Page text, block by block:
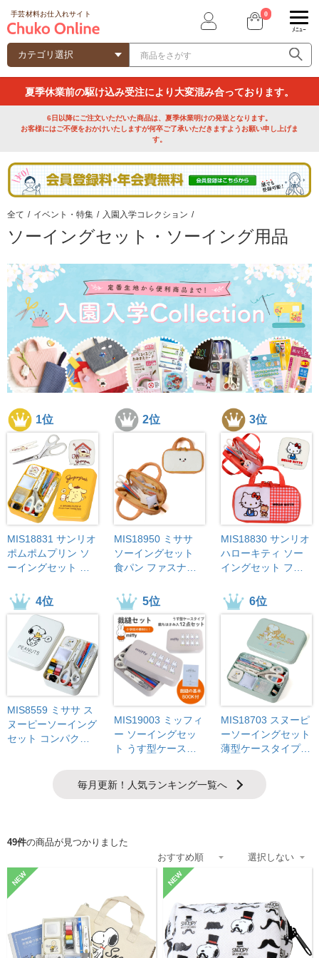
手芸材料お仕入れサイト 0
ﾒﾆｭｰ
夏季休業前の駆け込み受注により大変混み合っております。
6日以降にご注文いただいた商品は、夏季休業明けの発送となります。
お客様にはご不便をおかけいたしますが何卒ご了承いただきますようお願い申し上げま
す。
全て / イベント・特集 / 入園入学コレクション /
ソーイングセット・ソーイング用品
1位
MIS18831 サンリオ
ポムポムプリン ソ
ーイングセット う
2位
MIS18950 ミササ
ソーイングセット
食パン ファスナー
セット(個)
3位
MIS18830 サンリオ
ハローキティ ソー
イングセット ファ
4位
MIS8559 ミササ ス
ヌーピーソーイング
セット コンパクト
5位
MIS19003 ミッフィ
ー ソーイングセッ
ト うす型ケースタ
6位
MIS18703 スヌーピ
ーソーイングセット
薄型ケースタイプ
毎月更新！人気ランキング一覧へ
49件の商品が見つかりました
NEW NEW